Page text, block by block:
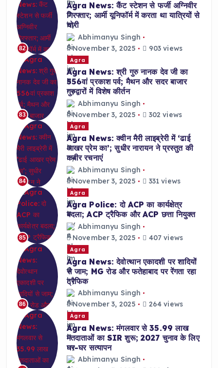
82
Agra News: कैंट स्टेशन से फर्जी अग्निवीर
गिरफ्तार; आर्मी यूनिफॉर्म में करता था यात्रियों से
चोरी
Abhimanyu Singh
November 3, 2025
903 views
83
Agra
Agra News: श्री गुरु नानक देव जी का
556वां प्रकाश पर्व; मैथन और सदर बाजार
गुरुद्वारों में विशेष कीर्तन
Abhimanyu Singh
November 3, 2025
302 views
84
Agra
Agra News: क्वीन मैरी लाइब्रेरी में ‘ढाई
आखर प्रेम का’; सुधीर नारायन ने प्रस्तुत की
कबीर रचनाएं
Abhimanyu Singh
November 3, 2025
331 views
85
Agra
Agra Police: दो ACP का कार्यक्षेत्र
बदला; ACP ट्रैफिक और ACP छत्ता नियुक्त
Abhimanyu Singh
November 3, 2025
407 views
86
Agra
Agra News: देवोत्थान एकादशी पर शादियों
से जाम; MG रोड और फतेहाबाद पर रेंगता रहा
ट्रैफिक
Abhimanyu Singh
November 3, 2025
264 views
Agra
Agra News: मंगलवार से 35.99 लाख
मतदाताओं का SIR शुरू; 2027 चुनाव के लिए
घर-घर सत्यापन
Abhimanyu Singh